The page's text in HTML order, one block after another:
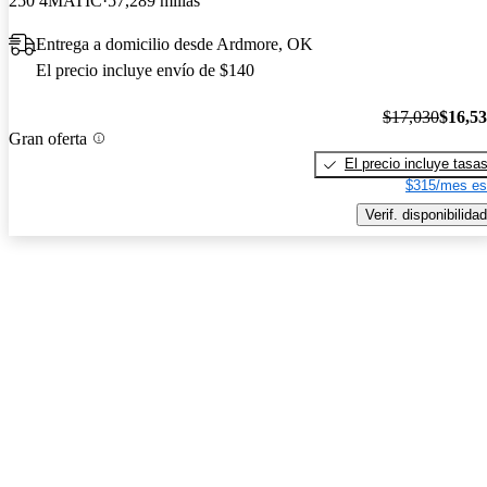
Entrega a domicilio desde Ardmore, OK
El precio incluye envío de $140
Gran oferta
$17,030
El precio incluye tasas
$315/mes
Verif. disponibilidad